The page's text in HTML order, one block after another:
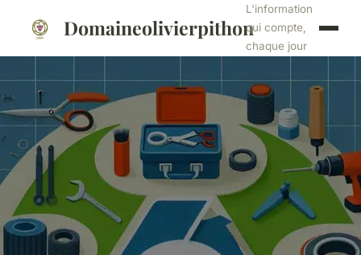
Domaineolivierpithon
L'information
qui compte,
chaque jour